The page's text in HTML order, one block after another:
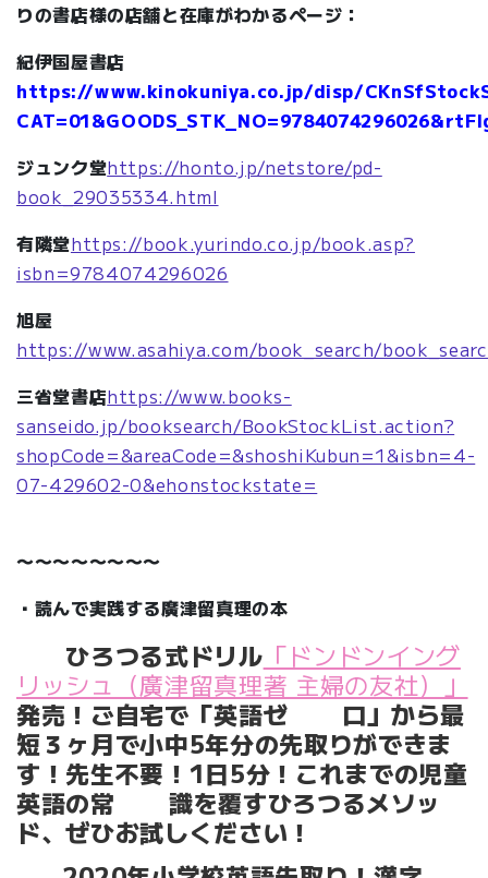
りの書店様の店舗と在庫がわかるページ：
紀伊国屋書店
https://www.kinokuniya.co.jp/disp/
ジュンク堂https://honto.jp/netstore/pd-
book_29035334.html
有隣堂https://book.yurindo.co.jp/book.asp?
isbn=9784074296026
旭屋
https://www.asahiya.com/book_search/
三省堂書店https://www.books-
sanseido.jp/booksearch/BookStockList.action?
shopCode=&areaCode=&shoshiKubun=1&isbn=4-
07-429602-0&ehonstockstate=
〜〜〜〜〜〜〜〜
・読んで実践する廣津留真理の本
ひろつる式ドリル 「ドンドンイング
リッシュ（廣津留真理著 主婦の友社）」
発売！ ご自宅で「英語ゼ ロ」から最
短３ヶ月で小中5年分の先取りができま
す！先生不要！1日5分！これまでの児童
英語の常 識を覆すひろつるメソッ
ド、ぜひお試しください！